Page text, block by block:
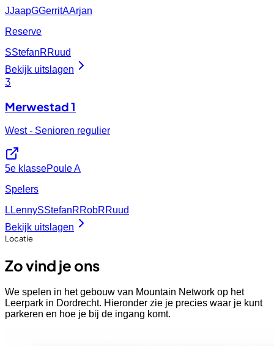
JJaapGGerritAArjan
Reserve
SStefanRRuud
Bekijk uitslagen
3
Merwestad 1
West - Senioren regulier
5e klassePoule A
Spelers
L LennySStefanRRobRRuud
Bekijk uitslagen
Locatie
Zo vind je ons
We spelen in het gebouw van Mountain Network op het
Leerpark in Dordrecht. Hieronder zie je precies waar je kunt
parkeren en hoe je bij de ingang komt.